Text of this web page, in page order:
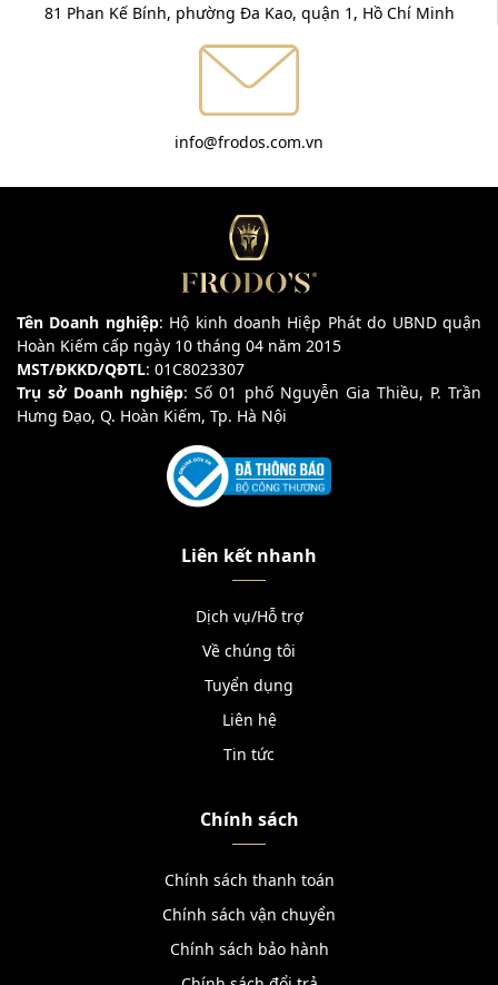
81 Phan Kế Bính, phường Đa Kao, quận 1, Hồ Chí Minh
info@frodos.com.vn
Tên Doanh nghiệp: Hộ kinh doanh Hiệp Phát do UBND quận
Hoàn Kiếm cấp ngày 10 tháng 04 năm 2015
MST/ĐKKD/QĐTL: 01C8023307
Trụ sở Doanh nghiệp: Số 01 phố Nguyễn Gia Thiều, P. Trần
Hưng Đạo, Q. Hoàn Kiếm, Tp. Hà Nội
Liên kết nhanh
Dịch vụ/Hỗ trợ
Về chúng tôi
Tuyển dụng
Liên hệ
Tin tức
Chính sách
Chính sách thanh toán
Chính sách vận chuyển
Chính sách bảo hành